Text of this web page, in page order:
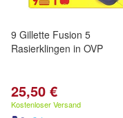
9 Gillette Fusion 5
Rasierklingen in OVP
25,50 €
Kostenloser Versand